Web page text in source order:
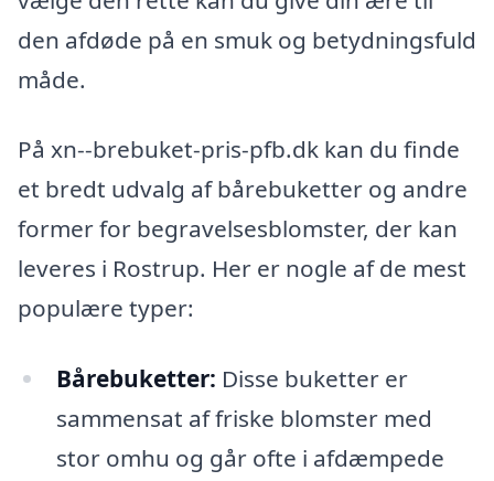
den afdøde på en smuk og betydningsfuld
måde.
På xn--brebuket-pris-pfb.dk kan du finde
et bredt udvalg af bårebuketter og andre
former for begravelsesblomster, der kan
leveres i Rostrup. Her er nogle af de mest
populære typer:
Bårebuketter: Disse buketter er
sammensat af friske blomster med
stor omhu og går ofte i afdæmpede